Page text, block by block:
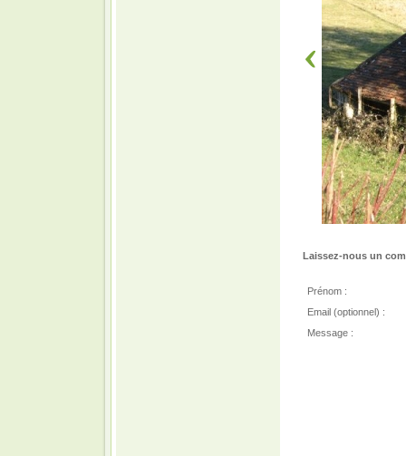
Laissez-nous un
Prénom :
Email (optionnel) :
Message :